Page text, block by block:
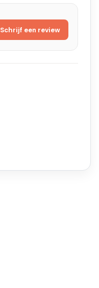
Schrijf een review